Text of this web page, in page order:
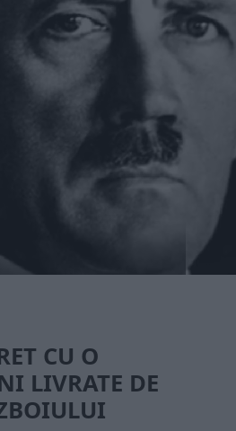
CU O
LIVRATE DE